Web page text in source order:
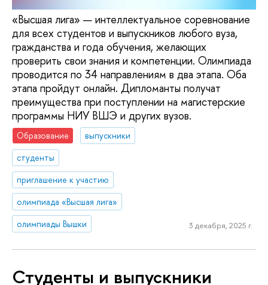
«Высшая лига» — интеллектуальное соревнование
для всех студентов и выпускников любого вуза,
гражданства и года обучения, желающих
проверить свои знания и компетенции. Олимпиада
проводится по 34 направлениям в два этапа. Оба
этапа пройдут онлайн. Дипломанты получат
преимущества при поступлении на магистерские
программы НИУ ВШЭ и других вузов.
Образование
выпускники
студенты
приглашение к участию
олимпиада «Высшая лига»
олимпиады Вышки
3 декабря, 2025 г.
Студенты и выпускники